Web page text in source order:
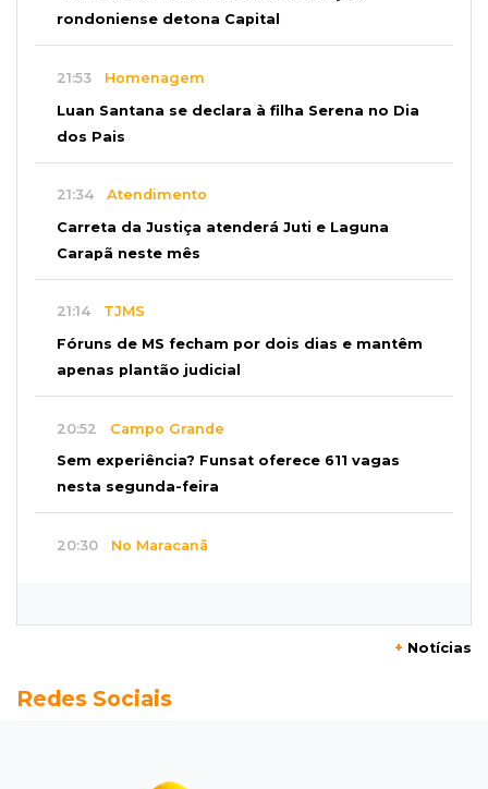
rondoniense detona Capital
21:53 Homenagem
Luan Santana se declara à filha Serena no Dia
dos Pais
21:34 Atendimento
Carreta da Justiça atenderá Juti e Laguna
Carapã neste mês
21:14 TJMS
Fóruns de MS fecham por dois dias e mantêm
apenas plantão judicial
20:52 Campo Grande
Sem experiência? Funsat oferece 611 vagas
nesta segunda-feira
20:30 No Maracanã
Seleções em MS têm salários de até R$ 8,2 mil;
Jardim Itatiaia
+ Notícias
Redes Sociais